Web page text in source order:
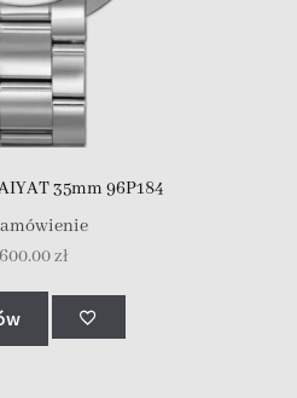
35mm 96P184
zł